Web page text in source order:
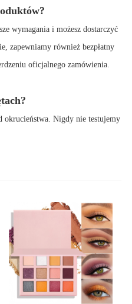
wymagania i możesz dostarczyć
zapewniamy również bezpłatny
oficjalnego zamówienia.
okrucieństwa. Nigdy nie testujemy